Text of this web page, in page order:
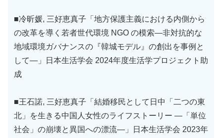
■冷昕媛, 三好恵真子「地方保護主義における内側から
の改革を導く若者世代環境 NGO の模索―非対抗的な
地域環境ガバナンスの『韓城モデル』の創出を事例と
して―」日本生活学会 2024年度生活学プロジェクト助
成
■王石諾, 三好恵真子「結婚移民として日中「二つの東
北」を生きる中国人女性のライフストーリー ―「単位
社会」の崩壊と異国への漂流―」日本生活学会 2023年